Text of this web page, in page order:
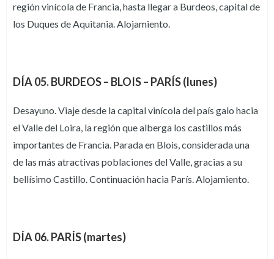
región vinícola de Francia, hasta llegar a Burdeos, capital de
los Duques de Aquitania. Alojamiento.
DÍA 05. BURDEOS – BLOIS – PARÍS (lunes)
Desayuno. Viaje desde la capital vinícola del país galo hacia
el Valle del Loira, la región que alberga los castillos más
importantes de Francia. Parada en Blois, considerada una
de las más atractivas poblaciones del Valle, gracias a su
bellísimo Castillo. Continuación hacia París. Alojamiento.
DÍA 06. PARÍS (martes)